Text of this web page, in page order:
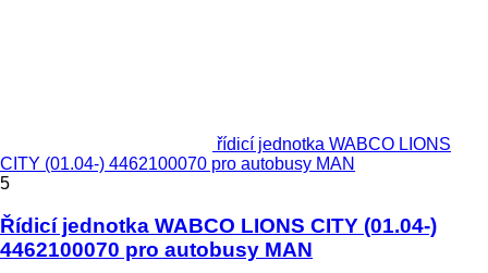
řídicí jednotka WABCO LIONS
CITY (01.04-) 4462100070 pro autobusy MAN
5
Řídicí jednotka WABCO LIONS CITY (01.04-)
4462100070 pro autobusy MAN